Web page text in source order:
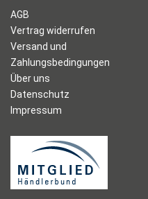
AGB
Vertrag widerrufen
Versand und
Zahlungsbedingungen
Über uns
Datenschutz
Impressum